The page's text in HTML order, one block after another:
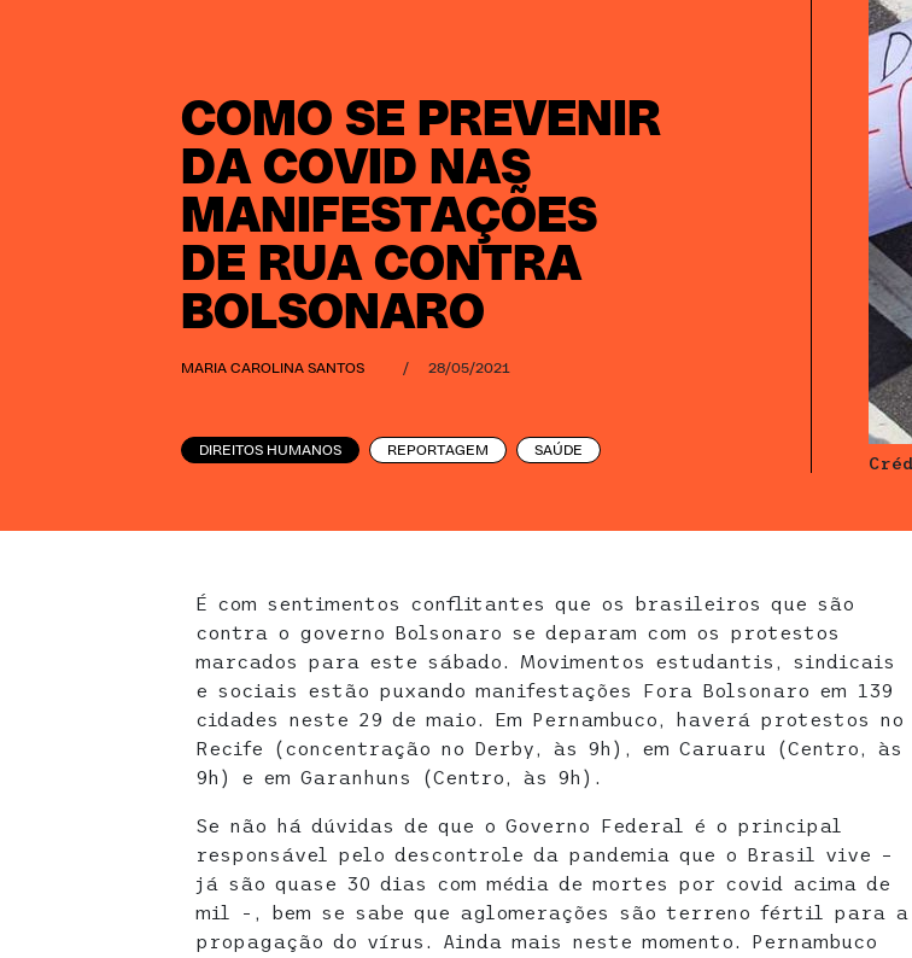
COMO SE PREVENIR
DA COVID NAS
MANIFESTAÇÕES
DE RUA CONTRA
BOLSONARO
MARIA CAROLINA SANTOS / 28/05/2021
DIREITOS HUMANOS REPORTAGEM SAÚDE
É com sentimentos conflitantes que os brasileiros que são
contra o governo Bolsonaro se deparam com os protestos
marcados para este sábado. Movimentos estudantis, sindicais
e sociais estão puxando manifestações Fora Bolsonaro em 139
cidades neste 29 de maio. Em Pernambuco, haverá protestos no
Recife (concentração no Derby, às 9h), em Caruaru (Centro, às
9h) e em Garanhuns (Centro, às 9h).
Se não há dúvidas de que o Governo Federal é o principal
responsável pelo descontrole da pandemia que o Brasil vive –
já são quase 30 dias com média de mortes por covid acima de
mil -, bem se sabe que aglomerações são terreno fértil para a
propagação do vírus. Ainda mais neste momento. Pernambuco